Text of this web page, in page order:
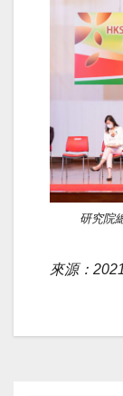
研究院
來源：